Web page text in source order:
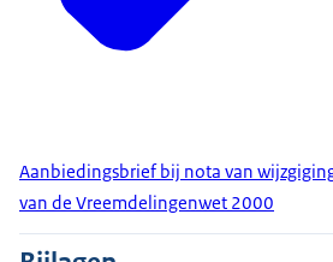
Aanbiedingsbrief bij nota van
van de Vreemdelingenwet 2000